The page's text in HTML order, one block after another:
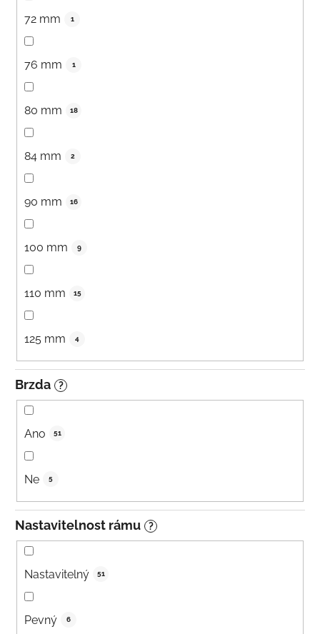
72 mm 1
76 mm 1
80 mm 18
84 mm 2
90 mm 16
100 mm 9
110 mm 15
125 mm 4
Brzda ?
Ano 51
Ne 5
Nastavitelnost rámu ?
Nastavitelný 51
Pevný 6